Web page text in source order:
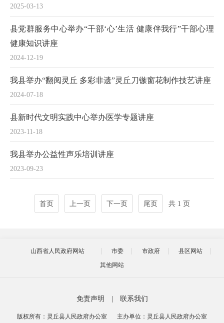
2025-03-13
2024-12-19
县党群服务中心举办“干部‘心’生活 健康伴我行”干部心理
健康知识讲座
2024-07-18
我县举办“翻阅灵丘 多彩非遗”灵丘刀镞窗花制作技艺讲座
2023-11-18
县新时代文明实践中心举办医学专题讲座
2023-09-23
我县举办公益性声乐培训讲座
首页 上一页 下一页 尾页 共 1 页
山西省人民政府网站 市委 市政府
县区网站
其他网站
免责声明 联系我们
版权所有：灵丘县人民政府办公室 主办单位：灵丘县人民政府办公室